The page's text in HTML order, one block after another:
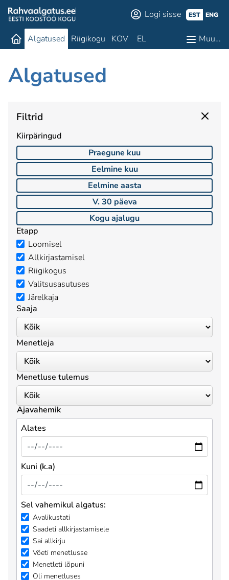
Logi sisse EST ENG
Algatused Riigikogu KOV EL Muu…
Algatused
Filtrid
Kiirpäringud
Praegune kuu
Eelmine kuu
Eelmine aasta
V. 30 päeva
Kogu ajalugu
Etapp
Loomisel
Allkirjastamisel
Riigikogus
Valitsusasutuses
Järelkaja
Saaja
Menetleja
Menetluse tulemus
Ajavahemik
Alates
Kuni (k.a)
Sel vahemikul algatus:
Avalikustati
Saadeti allkirjastamisele
Sai allkirju
Võeti menetlusse
Menetleti lõpuni
Oli menetluses